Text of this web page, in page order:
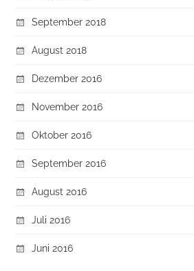
September 2018
August 2018
Dezember 2016
November 2016
Oktober 2016
September 2016
August 2016
Juli 2016
Juni 2016